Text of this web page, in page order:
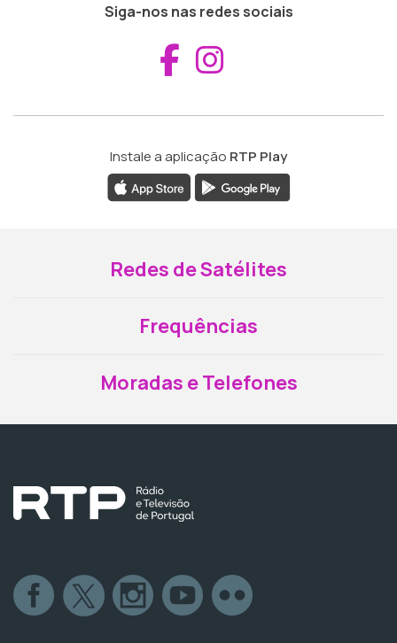
Siga-nos nas redes sociais
Aceder ao
Instale a aplicação RTP Play
Redes de Satélites
Frequências
Moradas e Telefones